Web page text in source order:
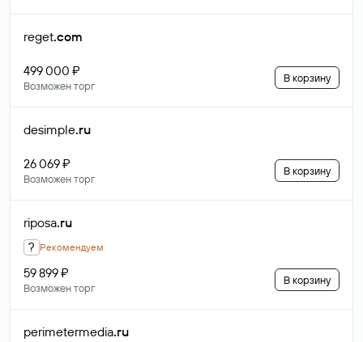
reget.com
499 000 ₽
Возможен торг
В корзину
desimple.ru
26 069 ₽
Возможен торг
В корзину
riposa.ru
? Рекомендуем
59 899 ₽
Возможен торг
В корзину
perimetermedia.ru